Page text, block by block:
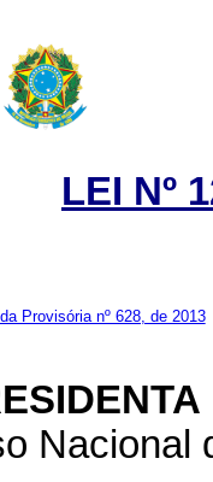
LEI Nº
Provisória nº 628, de 2013
Nacional